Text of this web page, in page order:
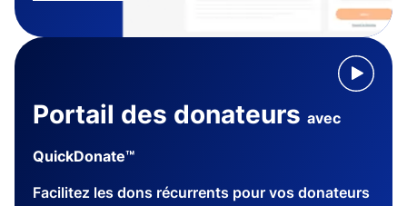
Portail des donateurs avec
QuickDonate™
Facilitez les dons récurrents pour vos donateurs